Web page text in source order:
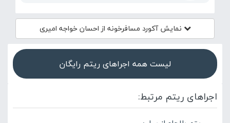
نمایش آکورد مسافرخونه از احسان خواجه امیری
لیست همه اجراهای ریتم رایگان
اجراهای ریتم مرتبط: